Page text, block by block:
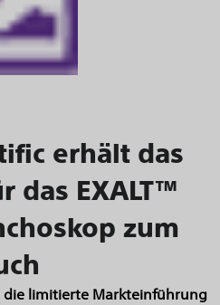
erhält das
das EXALT™
zum
limitierte Markteinführung